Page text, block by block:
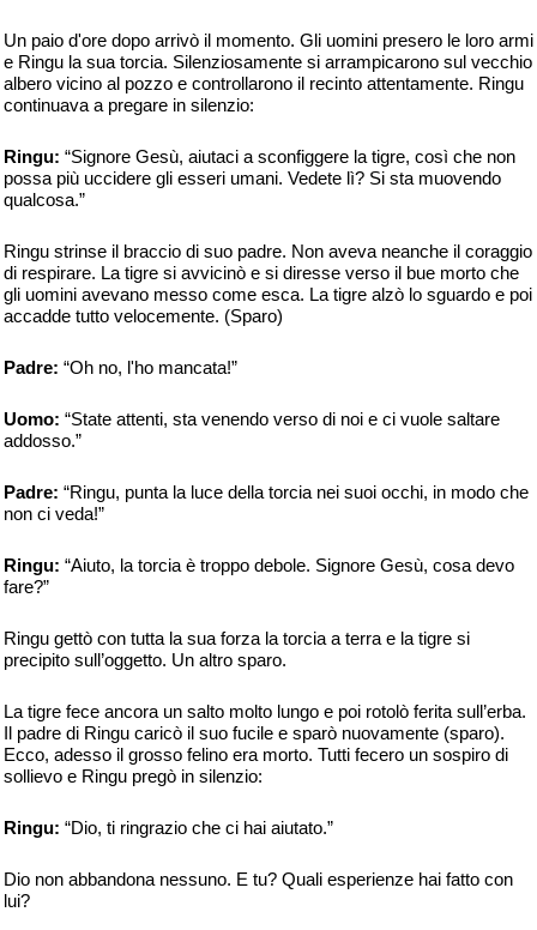
Un paio d'ore dopo arrivò il momento. Gli uomini presero le loro armi
e Ringu la sua torcia. Silenziosamente si arrampicarono sul vecchio
albero vicino al pozzo e controllarono il recinto attentamente. Ringu
continuava a pregare in silenzio:
Ringu: “Signore Gesù, aiutaci a sconfiggere la tigre, così che non
possa più uccidere gli esseri umani. Vedete lì? Si sta muovendo
qualcosa.”
Ringu strinse il braccio di suo padre. Non aveva neanche il coraggio
di respirare. La tigre si avvicinò e si diresse verso il bue morto che
gli uomini avevano messo come esca. La tigre alzò lo sguardo e poi
accadde tutto velocemente. (Sparo)
Padre: “Oh no, l'ho mancata!”
Uomo: “State attenti, sta venendo verso di noi e ci vuole saltare
addosso.”
Padre: “Ringu, punta la luce della torcia nei suoi occhi, in modo che
non ci veda!”
Ringu: “Aiuto, la torcia è troppo debole. Signore Gesù, cosa devo
fare?”
Ringu gettò con tutta la sua forza la torcia a terra e la tigre si
precipito sull’oggetto. Un altro sparo.
La tigre fece ancora un salto molto lungo e poi rotolò ferita sull’erba.
Il padre di Ringu caricò il suo fucile e sparò nuovamente (sparo).
Ecco, adesso il grosso felino era morto. Tutti fecero un sospiro di
sollievo e Ringu pregò in silenzio:
Ringu: “Dio, ti ringrazio che ci hai aiutato.”
Dio non abbandona nessuno. E tu? Quali esperienze hai fatto con
lui?